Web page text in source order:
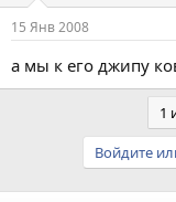
15 Янв 2008
а мы к его джипу
1
Войдите